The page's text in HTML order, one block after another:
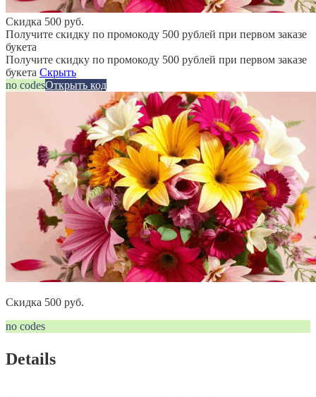
Скидка 500 руб.
Получите скидку по промокоду 500 рублей при первом заказе
букета
Получите скидку по промокоду 500 рублей при первом заказе
букета Скрыть
no codesОткрыть код
Скидка 500 руб.
no codes
Details